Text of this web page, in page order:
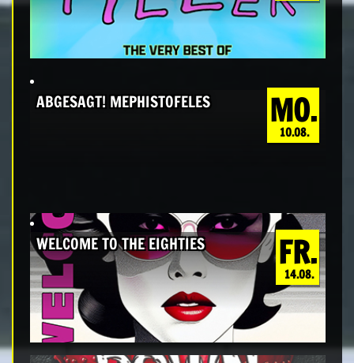
MO.
10.08.
ABGESAGT! MEPHISTOFELES
FR.
14.08.
WELCOME TO THE EIGHTIES